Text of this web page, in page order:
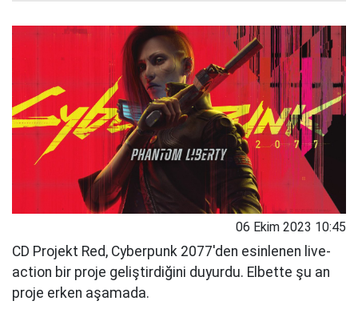
06 Ekim 2023 10:45
CD Projekt Red, Cyberpunk 2077'den esinlenen live-
action bir proje geliştirdiğini duyurdu. Elbette şu an
proje erken aşamada.